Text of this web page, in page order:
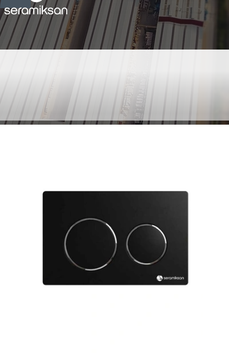
MAT SIYAH BASMA
BUTONU